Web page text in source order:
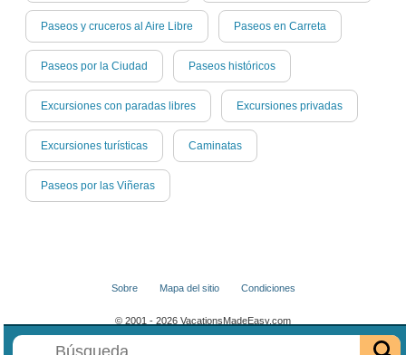
Paseos y cruceros al Aire Libre Paseos en Carreta
Paseos por la Ciudad Paseos históricos
Excursiones con paradas libres Excursiones privadas
Excursiones turísticas Caminatas
Paseos por las Viñeras
Sobre Mapa del sitio Condiciones
© 2001 - 2026 VacationsMadeEasy.com